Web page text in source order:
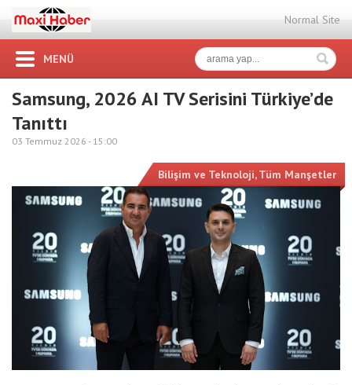
Normal Site
MENÜ
Samsung, 2026 AI TV Serisini Türkiye’de
Tanıttı
03 Temmuz 2026 - 15:00
Bilişim ve Teknoloji,Tüm Manşetler